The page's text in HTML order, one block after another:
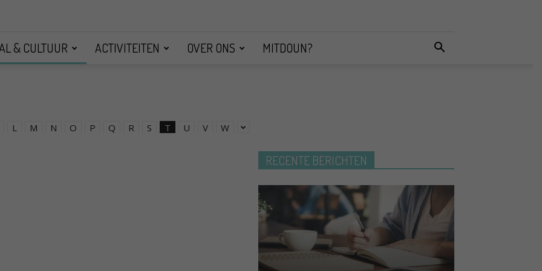
& CULTUUR ACTIVITEITEN OVER ONS MITDOUN?
L M N O P Q R S T U V W
RECENTE BERICHTEN